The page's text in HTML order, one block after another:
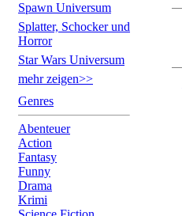
Spawn Universum
Splatter, Schocker und
Horror
Star Wars Universum
mehr zeigen>>
Genres
Abenteuer
Action
Fantasy
Funny
Drama
Krimi